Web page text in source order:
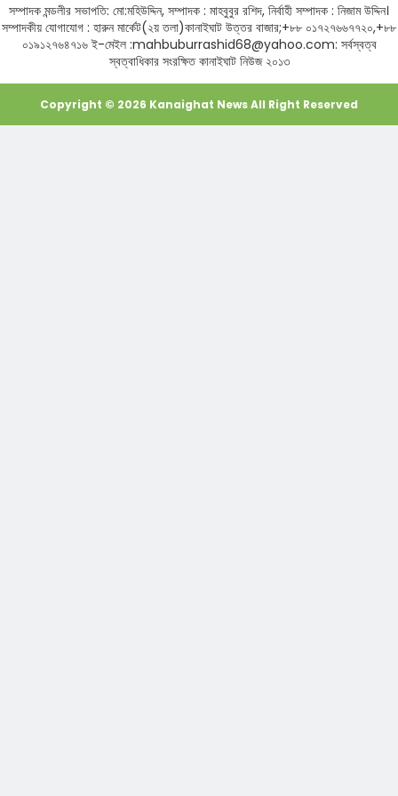
সম্পাদক মন্ডলীর সভাপতি: মো:মহিউদ্দিন, সম্পাদক : মাহবুবুর রশিদ, নির্বাহী সম্পাদক : নিজাম উদ্দিন।
সম্পাদকীয় যোগাযোগ : হারুন মার্কেট(২য় তলা)কানাইঘাট উত্তর বাজার;+৮৮ ০১৭২৭৬৬৭৭২০,+৮৮
০১৯১২৭৬৪৭১৬ ই-মেইল :mahbuburrashid68@yahoo.com: সর্বস্বত্ব
স্বত্বাধিকার সংরক্ষিত কানাইঘাট নিউজ ২০১৩
Copyright © 2026 Kanaighat NewsAll Right Reserved